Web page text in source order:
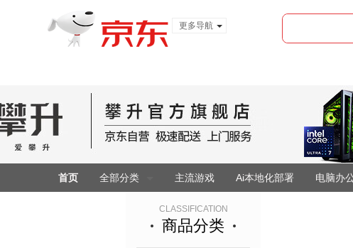
更多导航
首页 全部分类 主流游戏 Ai本地化部署 电脑办
CLASSIFICATION
商品分类